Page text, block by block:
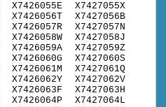
X7426055E
X7426056T
X7426057R
X7426058W
X7426059A
X7426060G
X7426061M
X7426062Y
X7426063F
X7426064P
X7427055X
X7427056B
X7427057N
X7427058J
X7427059Z
X7427060S
X7427061Q
X7427062V
X7427063H
X7427064L